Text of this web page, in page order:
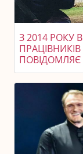
З 2014 РОКУ
ПРАЦІВНИКІВ
ПОВІДОМЛЯЄ